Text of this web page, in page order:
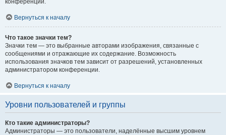
конференции.
Вернуться к началу
Что такое значки тем?
Значки тем — это выбранные авторами изображения, связанные с
сообщениями и отражающие их содержание. Возможность
использования значков тем зависит от разрешений, установленных
администратором конференции.
Вернуться к началу
Уровни пользователей и группы
Кто такие администраторы?
Администраторы — это пользователи, наделённые высшим уровнем